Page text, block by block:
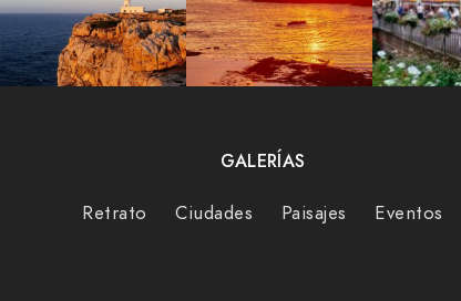
GALERÍAS
Retrato Ciudades Paisajes Eventos